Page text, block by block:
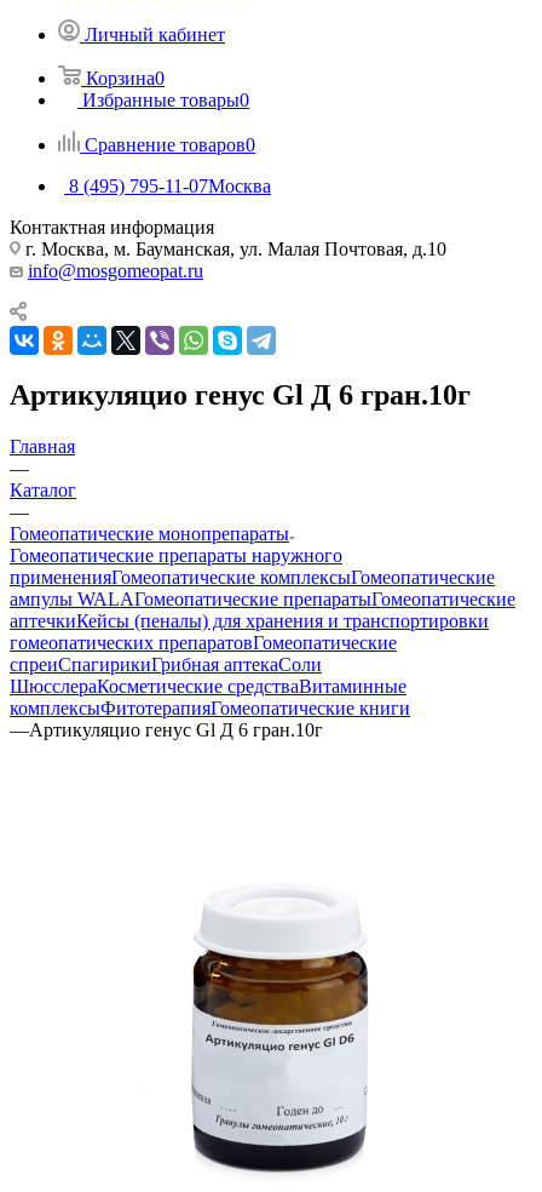
Личный кабинет
Корзина0
Избранные товары0
Сравнение товаров0
8 (495) 795-11-07Москва
Контактная информация
г. Москва, м. Бауманская, ул. Малая Почтовая, д.10
info@mosgomeopat.ru
Артикуляцио генус Gl Д 6 гран.10г
Главная
—
Каталог
—
Гомеопатические монопрепараты
Гомеопатические препараты наружного
примененияГомеопатические комплексыГомеопатические
ампулы WALAГомеопатические препаратыГомеопатические
аптечкиКейсы (пеналы) для хранения и транспортировки
гомеопатических препаратовГомеопатические
спреиСпагирикиГрибная аптекаСоли
ШюсслераКосметические средстваВитаминные
комплексыФитотерапияГомеопатические книги
—Артикуляцио генус Gl Д 6 гран.10г